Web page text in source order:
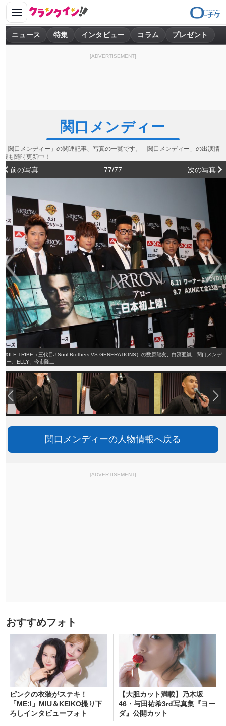
ニュース 特集 インタビュー コラム プレゼント
[ADVERTISEMENT]
関口メンディー
「関口メンディー」の関連記事、写真の一覧です。「関口メンディー」の出演情
報も随時更新中！
前の写真 77/77 次の写真
EXILE TRIBE（三代目J Soul Brothers VS GENERATIONS）の数原龍友、白濱亜嵐、関口メンデ
ィー、ELLY、今市隆二
関口メンディーの人物情報へ戻る
[ADVERTISEMENT]
おすすめフォト
ピンクの衣装がステキ！
「ME:I」MIU＆KEIKO撮り下
ろしインタビューフォト
【大胆カット満載】乃木坂
46・与田祐希3rd写真集『ヨー
ダ』公開カット